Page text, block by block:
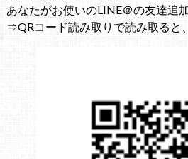
あなたがお使いのLINE＠の友達追
⇒QRコード読み取りで読み取ると